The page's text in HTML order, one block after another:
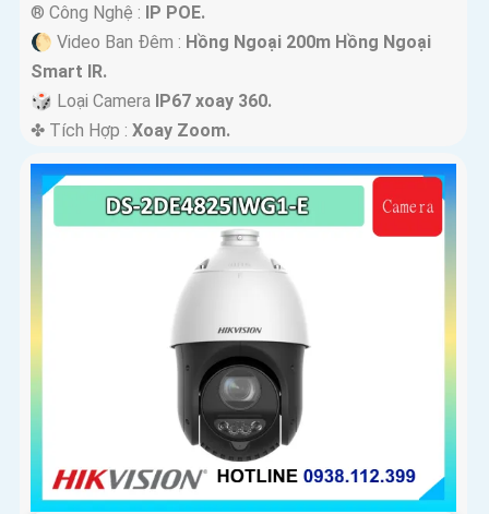
®️ Công Nghệ : IP POE.
🌔 Video Ban Đêm : Hồng Ngoại 200m Hồng Ngoại
Smart IR.
🎲 Loại Camera IP67 xoay 360.
️✤ Tích Hợp : Xoay Zoom.